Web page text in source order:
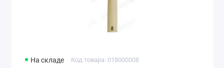
На складе Код товара: 018000008